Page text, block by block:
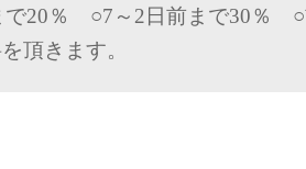
で20％ ○7～2日前まで30％ ○
頂きます。